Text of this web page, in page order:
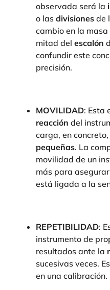
observada será la
o las divisionesde
cambio en la
mitad del escalón
confundir este
precisión.
MOVILIDAD: Esta
reacción del
carga, en
pequeñas. La
movilidad de un
más para
está ligada a la
REPETIBILIDAD:
instrumento de
resultados ante la
sucesivas veces.
en una calibración.